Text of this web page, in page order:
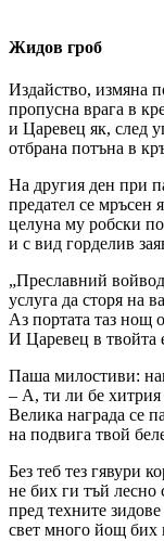
Жидов гроб
Издайство, измяна
пропусна врага в
и Царевец як, след
отбрана потъна в
На другия ден при
предател се мръсен
целуна му робски
и с вид горделив
„Преславний
услуга да сторя на
Аз портата таз нощ
И Царевец в твойта
Паша милостиви:
– А, ти ли бе
Велика награда се
на подвига твой
Без теб тез гявури
не бих ги тъй лесно
пред техните зидове
свет много йощ бих